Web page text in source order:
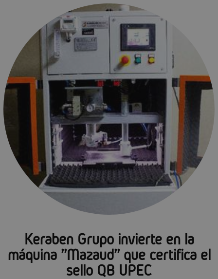
Keraben Grupo invierte en la
máquina ''Mazaud'' que certifica el
sello QB UPEC